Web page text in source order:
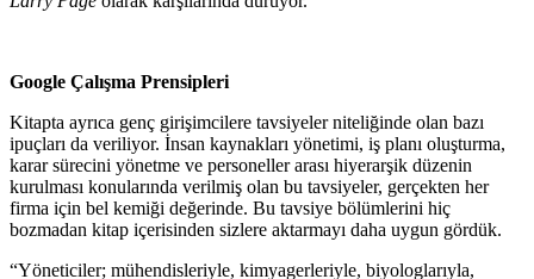
Google Çalışma Prensipleri
Kitapta ayrıca genç girişimcilere tavsiyeler niteliğinde olan bazı
ipuçları da veriliyor. İnsan kaynakları yönetimi, iş planı oluşturma,
karar sürecini yönetme ve personeller arası hiyerarşik düzenin
kurulması konularında verilmiş olan bu tavsiyeler, gerçekten her
firma için bel kemiği değerinde. Bu tavsiye bölümlerini hiç
bozmadan kitap içerisinden sizlere aktarmayı daha uygun gördük.
“Yöneticiler; mühendisleriyle, kimyagerleriyle, biyologlarıyla,